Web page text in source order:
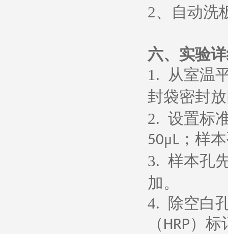
2、 自动洗
六、 实验
1. 从室温
封袋密封
2. 设置标
50μL ；样
3. 样本孔
加。
4. 除空白
（ HRP）标